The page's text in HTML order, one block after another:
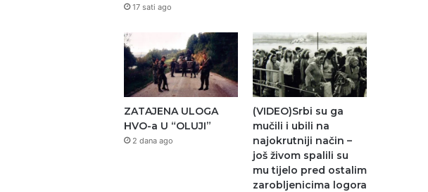
17 sati ago
ZATAJENA ULOGA
HVO-a U “OLUJI”
2 dana ago
(VIDEO)Srbi su ga
mučili i ubili na
najokrutniji način –
još živom spalili su
mu tijelo pred ostalim
zarobljenicima logora